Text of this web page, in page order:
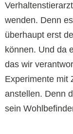
wenden. Denn
überhaupt erst
können. Und da
das wir
Experimente mit
anstellen. Denn
sein